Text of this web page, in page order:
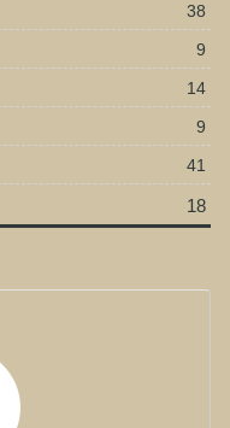
38
9
14
9
41
18